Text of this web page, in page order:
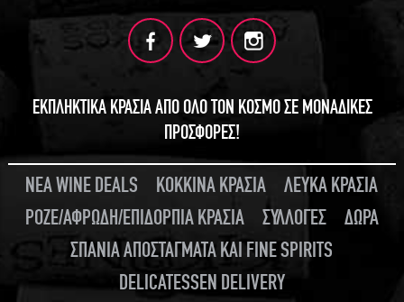
ΕΚΠΛΗΚΤΙΚΑ ΚΡΑΣΙΑ ΑΠΟ ΟΛΟ ΤΟΝ ΚΟΣΜΟ ΣΕ ΜΟΝΑΔΙΚΕΣ
ΠΡΟΣΦΟΡΕΣ!
ΝΕΑ WINE DEALS ΚΟΚΚΙΝΑ ΚΡΑΣΙΑ
ΛΕΥΚΑ ΚΡΑΣΙΑ
ΡΟΖΕ/ΑΦΡΩΔΗ/ΕΠΙΔΟΡΠΙΑ ΚΡΑΣΙΑ
ΣΥΛΛΟΓΕΣ
ΔΩΡΑ
ΣΠΑΝΙΑ ΑΠΟΣΤΑΓΜΑΤΑ ΚΑΙ FINE SPIRITS
DELICATESSEN DELIVERY